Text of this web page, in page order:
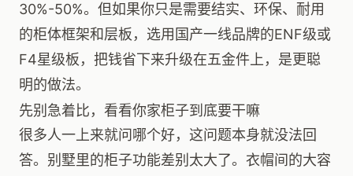
30%-50%。但如果你只是需要结实、环保、耐用
的柜体框架和层板，选用国产一线品牌的ENF级或
F4星级板，把钱省下来升级在五金件上，是更聪
明的做法。
先别急着比，看看你家柜子到底要干嘛
很多人一上来就问哪个好，这问题本身就没法回
答。别墅里的柜子功能差别太大了。衣帽间的大容